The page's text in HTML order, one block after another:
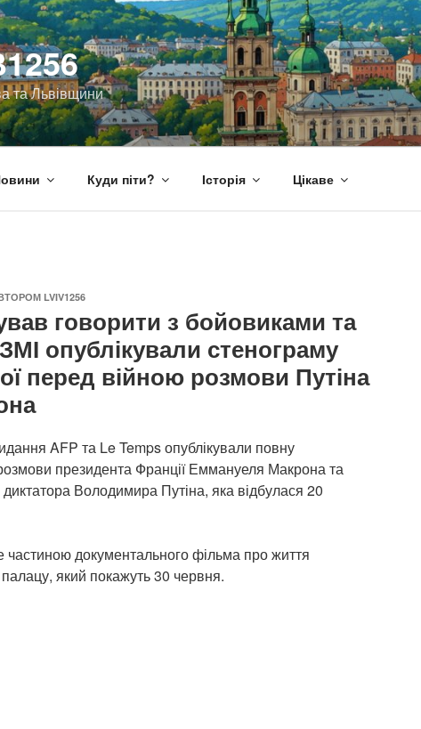
та Львівщини
Куди піти? Історія Цікаве
LVIV1256
говорити з бойовиками та
опублікували стенограму
перед війною розмови Путіна
AFP та Le Temps опублікували повну
президента Франції Еммануеля Макрона та
диктатора Володимира Путіна, яка відбулася 20
частиною документального фільма про життя
який покажуть 30 червня.